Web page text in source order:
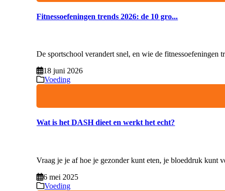
Fitnessoefeningen trends 2026: de 10 gro...
De sportschool verandert snel, en wie de
18 juni 2026
Voeding
Wat is het DASH dieet en werkt het echt?
Vraag je je af hoe je gezonder kunt eten, je bloeddruk kunt
6 mei 2025
Voeding